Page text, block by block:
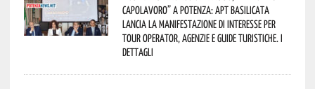
capolavoro” a Potenza: APT Basilicata
lancia la manifestazione di interesse per
Tour Operator, Agenzie e Guide Turistiche. I
dettagli